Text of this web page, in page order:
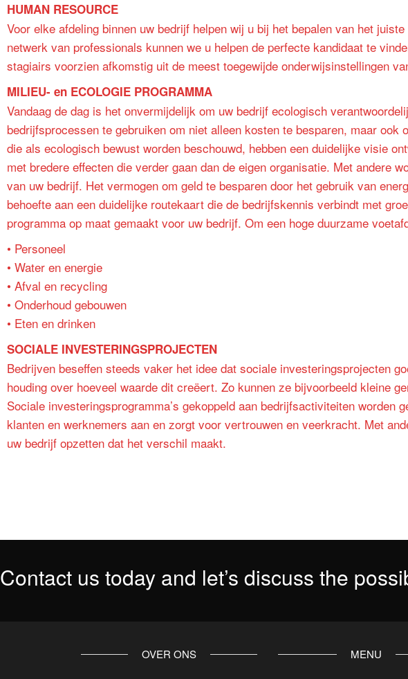
HUMAN RESOURCE
Voor elke afdeling binnen uw bedrijf helpen wij u bij het bepalen van het
netwerk van professionals kunnen we u helpen de perfecte kandidaat te
stagiairs voorzien afkomstig uit de meest toegewijde onderwijsinstellingen
MILIEU- en ECOLOGIE PROGRAMMA
Vandaag de dag is het onvermijdelijk om uw bedrijf ecologisch
bedrijfsprocessen te gebruiken om niet alleen kosten te besparen, maar
die als ecologisch bewust worden beschouwd, hebben een duidelijke visie
met bredere effecten die verder gaan dan de eigen organisatie. Met andere
van uw bedrijf. Het vermogen om geld te besparen door het gebruik van
behoefte aan een duidelijke routekaart die de bedrijfskennis verbindt met
programma op maat gemaakt voor uw bedrijf. Om een hoge duurzame
• Personeel
• Water en energie
• Afval en recycling
• Onderhoud gebouwen
• Eten en drinken
SOCIALE INVESTERINGSPROJECTEN
Bedrijven beseffen steeds vaker het idee dat sociale investeringsprojecten
houding over hoeveel waarde dit creëert. Zo kunnen ze bijvoorbeeld kleine
Sociale investeringsprogramma’s gekoppeld aan bedrijfsactiviteiten
klanten en werknemers aan en zorgt voor vertrouwen en veerkracht. Met
uw bedrijf opzetten dat het verschil maakt.
Contact us today and let’s discuss the
OVER ONS MENU